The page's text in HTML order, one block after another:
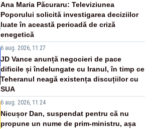
Ana Maria Păcuraru: Televiziunea
Poporului solicită investigarea deciziilor
luate în această perioadă de criză
enegetică
6 aug. 2026, 11:27
JD Vance anunță negocieri de pace
dificile și îndelungate cu Iranul, în timp ce
Teheranul neagă existența discuțiilor cu
SUA
6 aug. 2026, 11:24
Nicușor Dan, suspendat pentru că nu
propune un nume de prim-ministru, așa